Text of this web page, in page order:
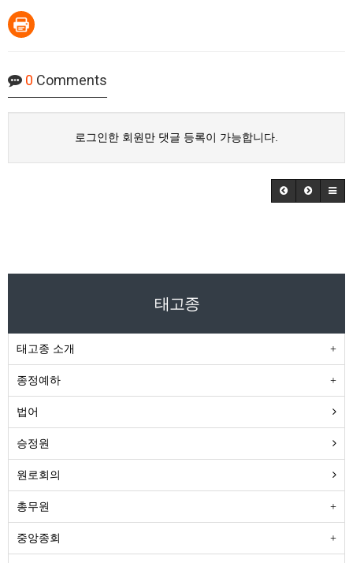
0 Comments
로그인한 회원만 댓글 등록이 가능합니다.
태고종
태고종 소개
종정예하
법어
승정원
원로회의
총무원
중앙종회